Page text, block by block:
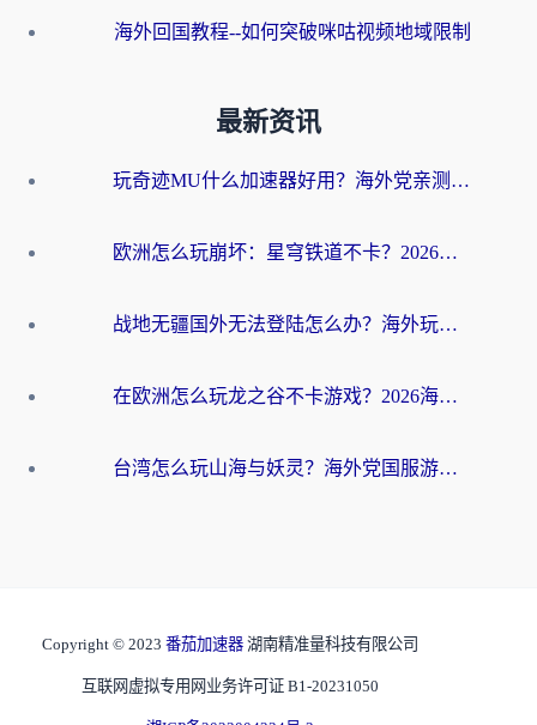
海外回国教程--如何突破咪咕视频地域限制
最新资讯
玩奇迹MU什么加速器好用？海外党亲测：这款加速器让你告别延迟卡顿！
欧洲怎么玩崩坏：星穹铁道不卡？2026海外玩家国服游戏加速器终极攻略
战地无疆国外无法登陆怎么办？海外玩家国服畅玩终极指南（附欧服魔兽EVE加速方案）
在欧洲怎么玩龙之谷不卡游戏？2026海外党国服游戏加速全攻略
台湾怎么玩山海与妖灵？海外党国服游戏加速全攻略，告别延迟卡顿
Copyright © 2023 番茄加速器 湖南精准量科技有限公司
互联网虚拟专用网业务许可证 B1-20231050